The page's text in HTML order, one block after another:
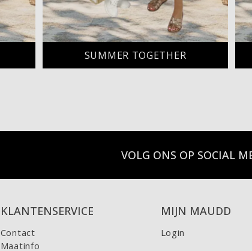
SUMMER TOGETHER
VOLG ONS OP SOCIAL
KLANTENSERVICE
Contact
Maatinfo
MIJN MAUDD
Login